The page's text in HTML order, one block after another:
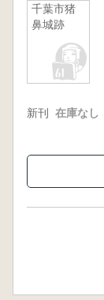
千葉市猪
鼻城跡
新刊 在庫なし